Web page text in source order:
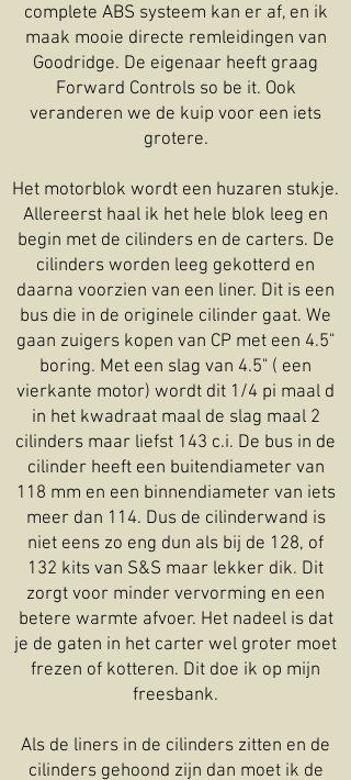
complete ABS systeem kan er af, en ik
maak mooie directe remleidingen van
Goodridge. De eigenaar heeft graag
Forward Controls so be it. Ook
veranderen we de kuip voor een iets
grotere.
Het motorblok wordt een huzaren stukje.
Allereerst haal ik het hele blok leeg en
begin met de cilinders en de carters. De
cilinders worden leeg gekotterd en
daarna voorzien van een liner. Dit is een
bus die in de originele cilinder gaat. We
gaan zuigers kopen van CP met een 4.5"
boring. Met een slag van 4.5" ( een
vierkante motor) wordt dit 1/4 pi maal d
in het kwadraat maal de slag maal 2
cilinders maar liefst 143 c.i. De bus in de
cilinder heeft een buitendiameter van
118 mm en een binnendiameter van iets
meer dan 114. Dus de cilinderwand is
niet eens zo eng dun als bij de 128, of
132 kits van S&S maar lekker dik. Dit
zorgt voor minder vervorming en een
betere warmte afvoer. Het nadeel is dat
je de gaten in het carter wel groter moet
frezen of kotteren. Dit doe ik op mijn
freesbank.
Als de liners in de cilinders zitten en de
cilinders gehoond zijn dan moet ik de